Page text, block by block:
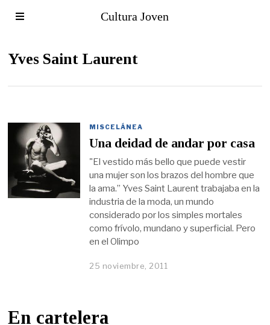
Cultura Joven
Yves Saint Laurent
MISCELÁNEA
Una deidad de andar por casa
"El vestido más bello que puede vestir
una mujer son los brazos del hombre que
la ama.” Yves Saint Laurent trabajaba en la
industria de la moda, un mundo
considerado por los simples mortales
como frívolo, mundano y superficial. Pero
en el Olimpo
25 noviembre, 2011
En cartelera